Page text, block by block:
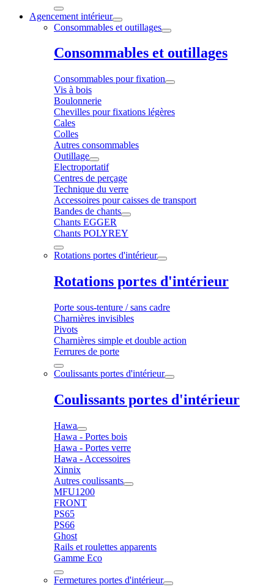
Agencement intérieur
Consommables et outillages
Consommables et outillages
Consommables pour fixation
Vis à bois
Boulonnerie
Chevilles pour fixations légères
Cales
Colles
Autres consommables
Outillage
Electroportatif
Centres de perçage
Technique du verre
Accessoires pour caisses de transport
Bandes de chants
Chants EGGER
Chants POLYREY
Rotations portes d'intérieur
Rotations portes d'intérieur
Porte sous-tenture / sans cadre
Charnières invisibles
Pivots
Charnières simple et double action
Ferrures de porte
Coulissants portes d'intérieur
Coulissants portes d'intérieur
Hawa
Hawa - Portes bois
Hawa - Portes verre
Hawa - Accessoires
Xinnix
Autres coulissants
MFU1200
FRONT
PS65
PS66
Ghost
Rails et roulettes apparents
Gamme Eco
Fermetures portes d'intérieur